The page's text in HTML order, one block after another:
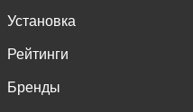
Установка
Рейтинги
Бренды